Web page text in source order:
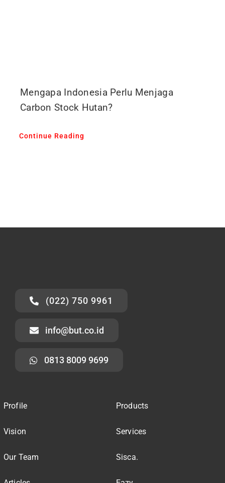
Mengapa Indonesia Perlu Menjaga
Carbon Stock Hutan?
Continue Reading
(022) 750 9961
info@but.co.id
0813 8009 9699
Profile
Vision
Our Team
Products
Services
Sisca.